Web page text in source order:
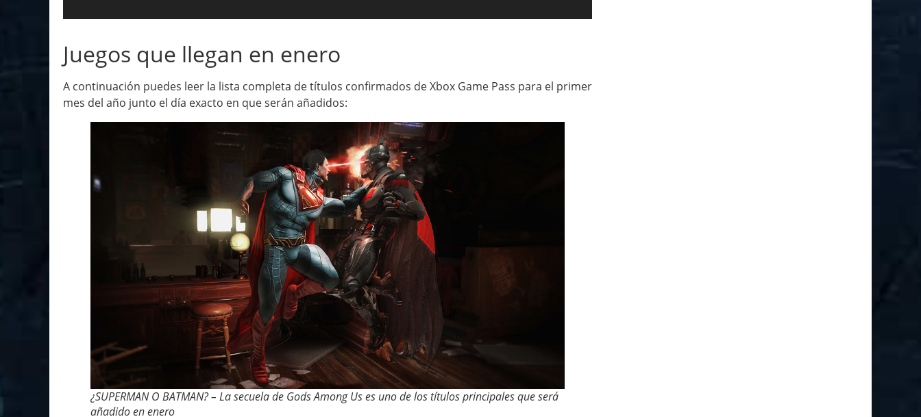
Juegos que llegan en enero
A continuación puedes leer la lista completa de títulos confirmados de Xbox Game Pass para el primer
mes del año junto el día exacto en que serán añadidos:
¿SUPERMAN O BATMAN? – La secuela de Gods Among Us es uno de los títulos principales que será
añadido en enero